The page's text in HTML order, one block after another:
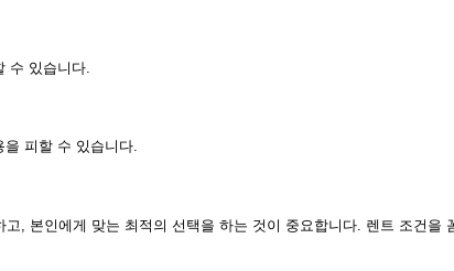
수 있습니다.
피할 수 있습니다.
, 본인에게 맞는 최적의 선택을 하는 것이 중요합니다. 렌트 조건